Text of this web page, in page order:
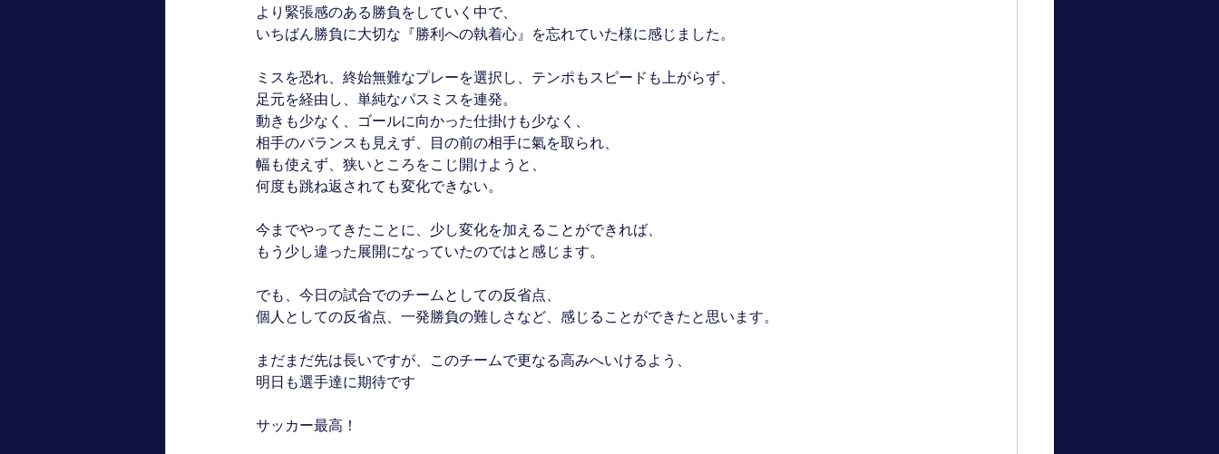
より緊張感のある勝負をしていく中で、
いちばん勝負に大切な『勝利への執着心』を忘れていた様に感じました。
ミスを恐れ、終始無難なプレーを選択し、テンポもスピードも上がらず、
足元を経由し、単純なパスミスを連発。
動きも少なく、ゴールに向かった仕掛けも少なく、
相手のバランスも見えず、目の前の相手に氣を取られ、
幅も使えず、狭いところをこじ開けようと、
何度も跳ね返されても変化できない。
今までやってきたことに、少し変化を加えることができれば、
もう少し違った展開になっていたのではと感じます。
でも、今日の試合でのチームとしての反省点、
個人としての反省点、一発勝負の難しさなど、感じることができたと思います。
まだまだ先は長いですが、このチームで更なる高みへいけるよう、
明日も選手達に期待です
サッカー最高！